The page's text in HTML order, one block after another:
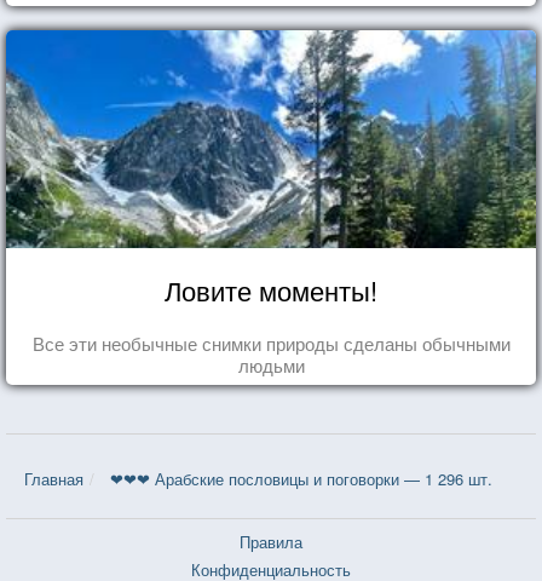
Ловите моменты!
Все эти необычные снимки природы сделаны обычными
людьми
Главная ❤❤❤ Арабские пословицы и поговорки — 1 296 шт.
Правила
Конфиденциальность